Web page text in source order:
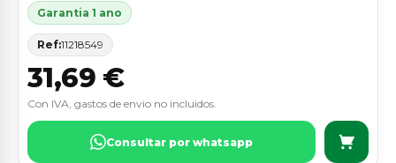
Garantia 1 ano
Ref:11218549
31,69 €
Con IVA, gastos de envio no incluidos.
Consultar por whatsapp